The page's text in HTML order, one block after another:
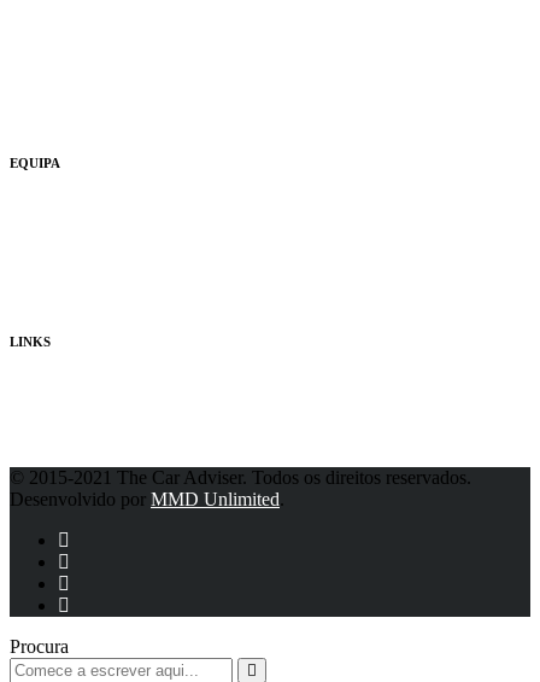
EQUIPA
LINKS
© 2015-2021 The Car Adviser. Todos os direitos reservados.
Desenvolvido por MMD Unlimited.
Procura